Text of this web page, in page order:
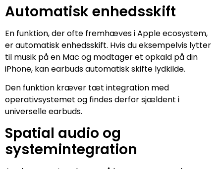
Automatisk enhedsskift
En funktion, der ofte fremhæves i Apple ecosystem,
er automatisk enhedsskift. Hvis du eksempelvis lytter
til musik på en Mac og modtager et opkald på din
iPhone, kan earbuds automatisk skifte lydkilde.
Den funktion kræver tæt integration med
operativsystemet og findes derfor sjældent i
universelle earbuds.
Spatial audio og
systemintegration